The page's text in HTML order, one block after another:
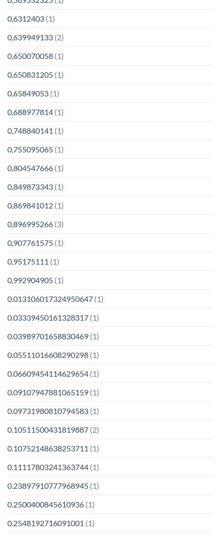
0,6312403 (1)
0,639949133 (2)
0,650070058 (1)
0,650831205 (1)
0,65849053 (1)
0,688977814 (1)
0,748840141 (1)
0,755095065 (1)
0,804547666 (1)
0,849873343 (1)
0,869841012 (1)
0,896995266 (3)
0,907761575 (1)
0,95175111 (1)
0,992904905 (1)
0.013106017324950647 (1)
0.03339450161328317 (1)
0.03989701658830469 (1)
0.05511016608290298 (1)
0.06609454114629654 (1)
0.09107947881065159 (1)
0.09731980810794583 (1)
0.10511500431819887 (2)
0.10752148638253711 (1)
0.11117803241363744 (1)
0.23897910777968945 (1)
0.2500400845610936 (1)
0.2548192716091001 (1)